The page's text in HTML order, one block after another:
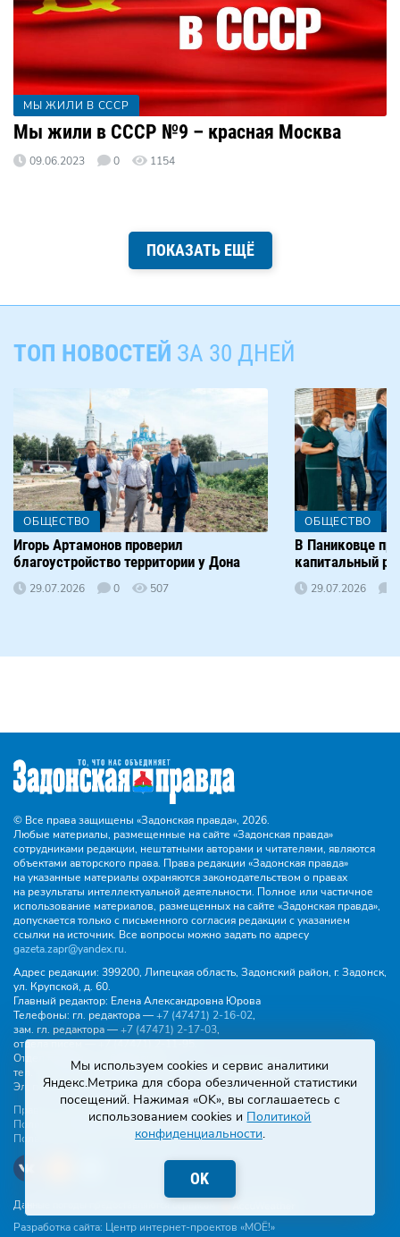
МЫ ЖИЛИ В СССР
Мы жили в СССР №9 – красная Москва
09.06.2023 0 1154
ПОКАЗАТЬ ЕЩЁ
ТОП НОВОСТЕЙ ЗА 30 ДНЕЙ
ОБЩЕСТВО
Игорь Артамонов проверил
благоустройство территории у Дона
29.07.2026 0 507
ОБЩЕСТВО
В Паниковце
капитальный
29.07.2026
© Все права защищены «Задонская правда», 2026.
Любые материалы, размещенные на сайте «Задонская правда»
сотрудниками редакции, нештатными авторами и читателями, являются
объектами авторского права. Права редакции «Задонская правда»
на указанные материалы охраняются законодательством о правах
на результаты интеллектуальной деятельности. Полное или частичное
использование материалов, размещенных на сайте «Задонская правда»,
допускается только с письменного согласия редакции с указанием
ссылки на источник. Все вопросы можно задать по адресу
gazeta.zapr@yandex.ru.
Адрес редакции: 399200, Липецкая область, Задонский район, г. Задонск,
ул. Крупской, д. 60.
Главный редактор: Елена Александровна Юрова
Телефоны: гл. редактора —+7 (47471) 2‑16‑02,
зам. гл. редактора —+7 (47471) 2‑17‑03,
отдела писем —+7 (47471) 2‑11‑95.
Отдел рекламы и объявлений:
тел.
+7 (47471) 2‑43‑88, эл. почта -buh.gzp@yandex.ru
Эл. почта:gazeta.zapr@yandex.ru
Правила общения
Политика конфиденциальности
Пользовательское соглашение
Данные погоды предоставляются сервисом
Разработка сайта: Центр интернет-проектов «МОЁ!»
Мы используем cookies и сервис аналитики
Яндекс.Метрика для сбора обезличенной статистики
посещений. Нажимая «OK», вы соглашаетесь с
использованием cookies и Политикой
конфиденциальности.
OK